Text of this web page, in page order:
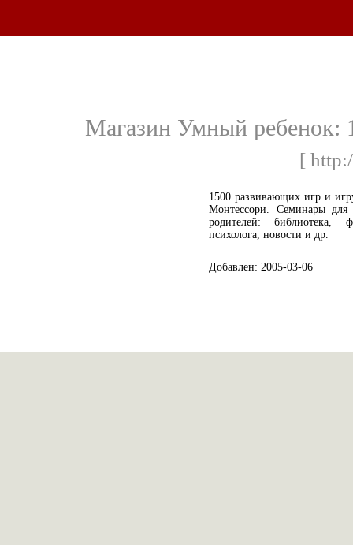
Магазин Умный ребенок:
[
1500 развивающих игр и
Монтессори. Семинары
родителей: библиотека,
психолога, новости и др.
Добавлен: 2005-03-06